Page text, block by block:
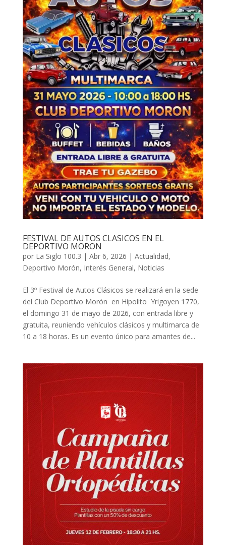
FESTIVAL DE AUTOS CLASICOS EN EL
DEPORTIVO MORON
por La Siglo 100.3 | Abr 6, 2026 | Actualidad,
Deportivo Morón, Interés General, Noticias
El 3º Festival de Autos Clásicos se realizará en la sede
del Club Deportivo Morón en Hipolito Yrigoyen 1770,
el domingo 31 de mayo de 2026, con entrada libre y
gratuita, reuniendo vehículos clásicos y multimarca de
10 a 18 horas. Es un evento único para amantes de...